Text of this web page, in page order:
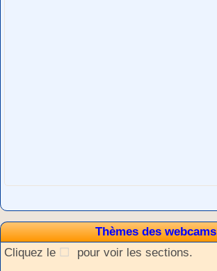
Thèmes des webcams
Cliquez le
pour voir les sections.